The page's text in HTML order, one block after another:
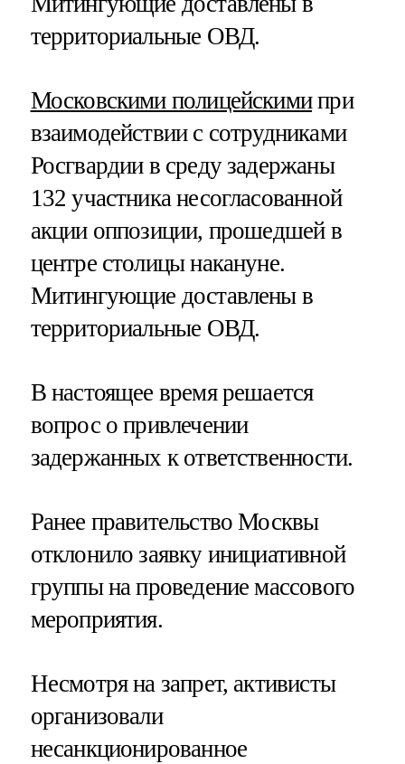
территориальные ОВД.
Московскими полицейскимипри
взаимодействии с сотрудниками
Росгвардии в среду задержаны
132 участника несогласованной
акции оппозиции, прошедшей в
центре столицы накануне.
Митингующие доставлены в
территориальные ОВД.
В настоящее время решается
вопрос о привлечении
задержанных к ответственности.
Ранее правительство Москвы
отклонило заявку инициативной
группы на проведение массового
мероприятия.
Несмотря на запрет, активисты
организовали
несанкционированное